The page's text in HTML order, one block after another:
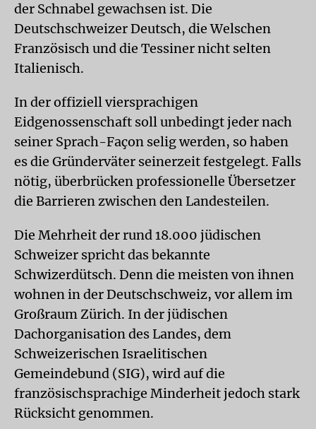
der Schnabel gewachsen ist. Die
Deutschschweizer Deutsch, die Welschen
Französisch und die Tessiner nicht selten
Italienisch.
In der offiziell viersprachigen
Eidgenossenschaft soll unbedingt jeder nach
seiner Sprach-Façon selig werden, so haben
es die Gründerväter seinerzeit festgelegt. Falls
nötig, überbrücken professionelle Übersetzer
die Barrieren zwischen den Landesteilen.
Die Mehrheit der rund 18.000 jüdischen
Schweizer spricht das bekannte
Schwizerdütsch. Denn die meisten von ihnen
wohnen in der Deutschschweiz, vor allem im
Großraum Zürich. In der jüdischen
Dachorganisation des Landes, dem
Schweizerischen Israelitischen
Gemeindebund (SIG), wird auf die
französischsprachige Minderheit jedoch stark
Rücksicht genommen.